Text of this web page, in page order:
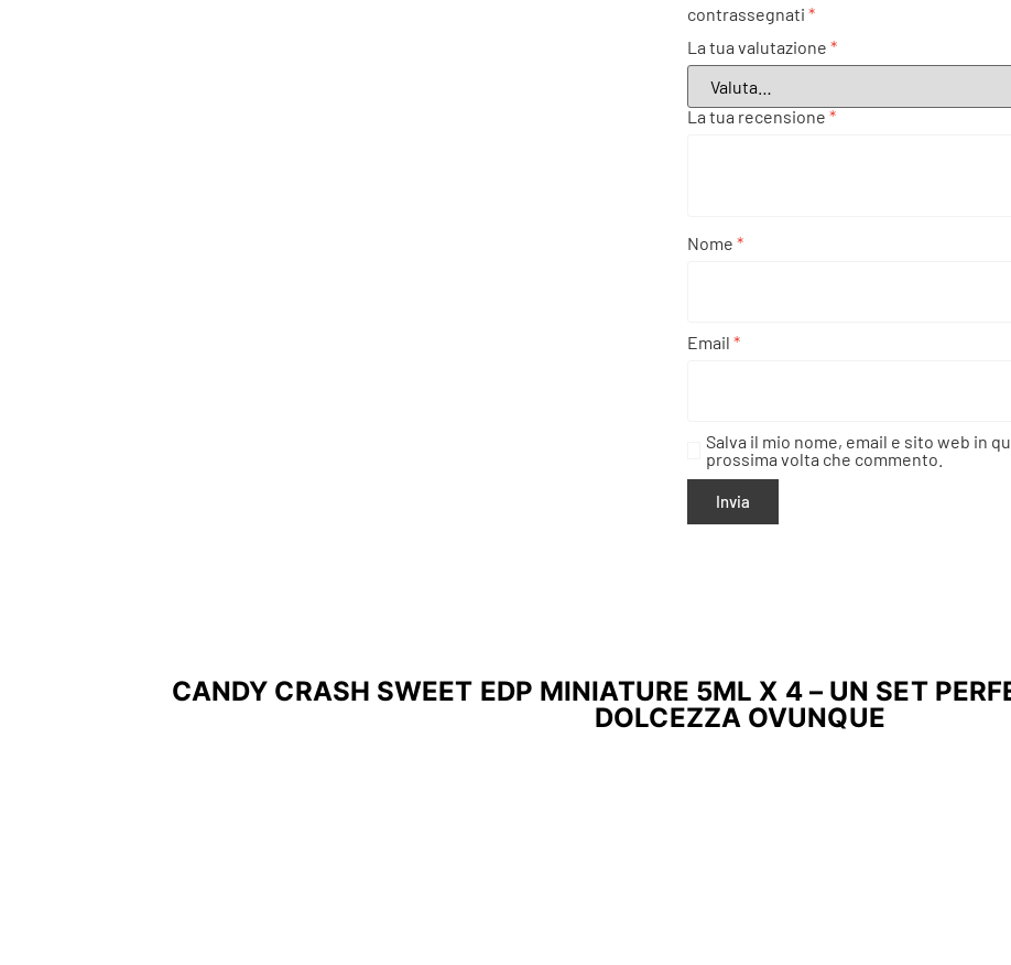
contrassegnati *
La tua valutazione *
La tua recensione *
Nome *
Email *
Salva il mio nome, email e sito web in
prossima volta che commento.
CANDY CRASH SWEET EDP MINIATURE 5ML X 4 – UN SET
DOLCEZZA OVUNQUE